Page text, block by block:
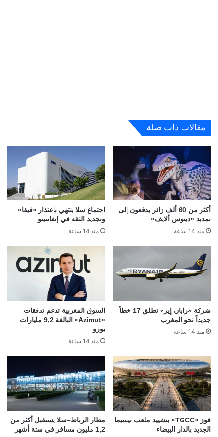
مقالات ذات صلة
أكثر من 60 ألف زائر يدفعون إلى
تمديد «دينوس ألايف»
منذ 14 ساعة
اجتماع سلا ينتهي باعتذار «فيفا»
وتجديد الثقة في إنفانتينو
منذ 14 ساعة
شركة «رايان إير» تطلق 17 خطاً
جديداً نحو المغرب
منذ 14 ساعة
السوق المغربية تدعم تدفقات
«Azimut» البالغة 9,2 مليارات
يورو
منذ 14 ساعة
فوز «TGCC» بتشييد ملعب تيسيما
الجديد بالدار البيضاء
مطار الرباط–سلا يستقبل أكثر من
1,2 مليون مسافر في ستة أشهر